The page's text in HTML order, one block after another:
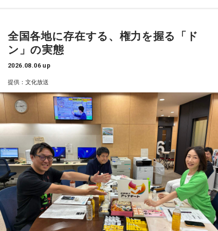
ごくうれしかったし、かわいい遥香先生も、かっこいい遥香
先生もたくさん観ることができて、大満足のライブでした！
アンコールのときに披露していた『551蓬莱』のCMのモノマ
ネも関西ならではで、私も昔から観ていたので、とても楽し
きましたが、体調に気を付けて最後まで駆け抜けてくださ
い！ ずっとずっと大好きです！」（兵庫県 20歳）
◆「真夏の全国ツアー2026」大阪公演裏話
賀喜：大阪公演2日目の私は、横結びみたいなサイドテールに
してみたんです。それがリスナーちゃんも意図せずというか
お揃いだったんだね！ うれしい～！
私も生まれたところが大阪なので、大阪でのライブは特別な
んですよ。家族や親戚も観に来てくれていて、それもうれし
かったから頑張れたし、「551」も食べたし（笑）。あと、
たこ焼きも「りくろーおじさんの店」のチーズケーキも食べ
た！
全国各地に存在する、権力を握る「ド
ン」の実態
2026.08.06 up
提供：文化放送